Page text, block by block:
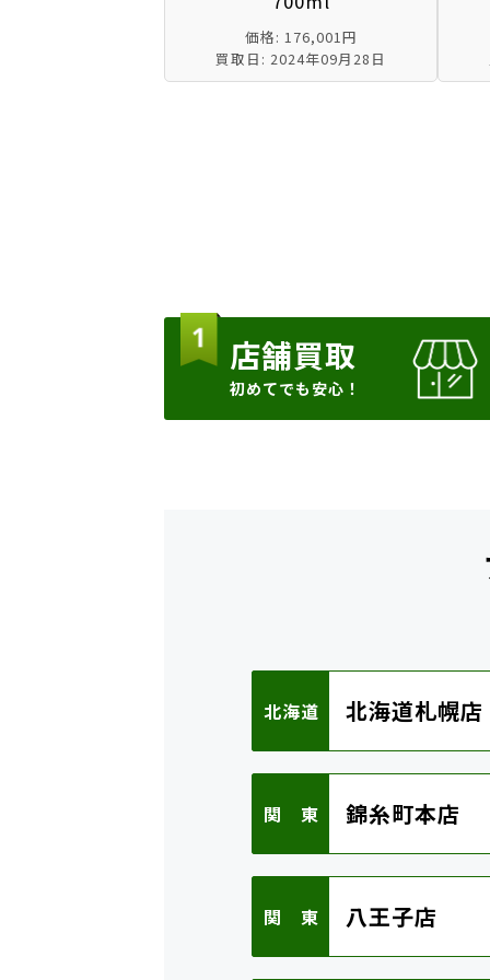
価格: 176,001円
買取日: 2024年09月28日
店舗買取
初めてでも安心！
北海道 北海道札幌店
関 東 錦糸町本店
関 東 八王子店